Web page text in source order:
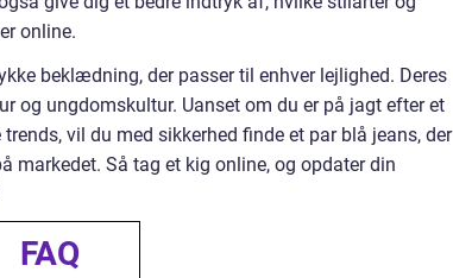
online.
beklædning, der passer til enhver lejlighed. Deres
og ungdomskultur. Uanset om du er på jagt efter et
vil du med sikkerhed finde et par blå jeans, der
markedet. Så tag et kig online, og opdater din
FAQ